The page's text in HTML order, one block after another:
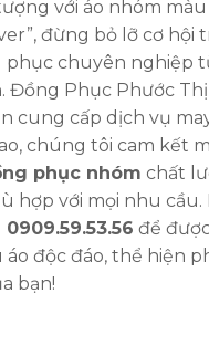
với áo nhóm
đừng bỏ lỡ cơ hội
phục chuyên nghiệp
Đồng Phục Phước
cung cấp dịch vụ
chúng tôi cam kết
phục nhóm chất
hợp với mọi nhu cầu.
0909.59.53.56 để
áo độc đáo, thể hiện
bạn!